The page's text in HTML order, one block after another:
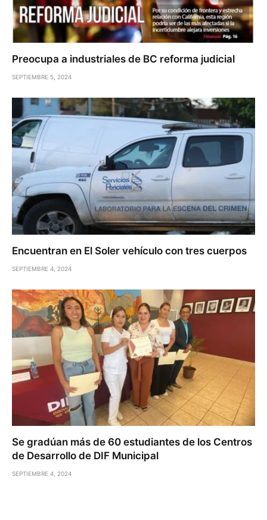
Preocupa a industriales de BC reforma judicial
SEPTIEMBRE 5, 2024
Encuentran en El Soler vehículo con tres cuerpos
SEPTIEMBRE 4, 2024
Se gradúan más de 60 estudiantes de los Centros
de Desarrollo de DIF Municipal
SEPTIEMBRE 4, 2024